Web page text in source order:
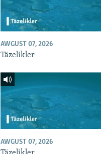
AWGUST 07, 2026
Täzelikler
AWGUST 07, 2026